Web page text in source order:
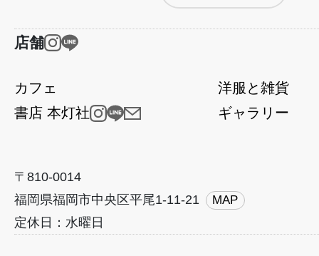
店舗
カフェ
洋服と雑貨
書店 本灯社
ギャラリー
〒810-0014
福岡県福岡市中央区平尾1-11-21
MAP
定休日：水曜日